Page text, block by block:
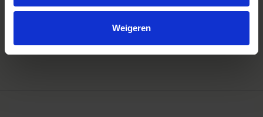
Weigeren
LENS HOOD LH1113-01
IN WINKELWAGEN